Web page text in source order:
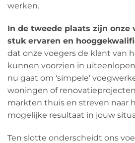
werken.
In de tweede plaats zijn onze
stuk ervaren en
dat onze voegers de klant van
kunnen voorzien in
nu gaat om ‘simpele’
woningen of
markten thuis en streven naar
mogelijke resultaat in jouw
Ten slotte onderscheidt ons